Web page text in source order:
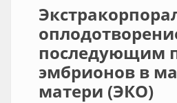
последующим
эмбрионов в
матери (ЭКО)